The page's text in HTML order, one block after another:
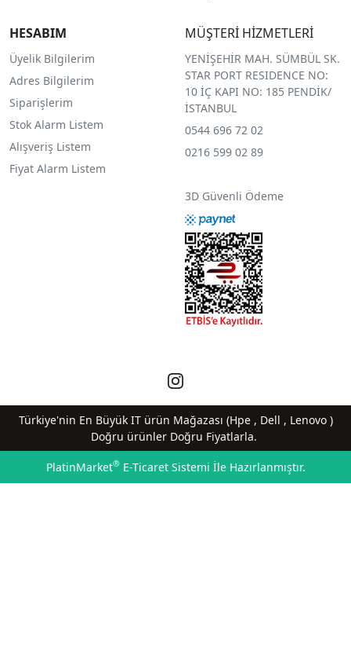
HESABIM
Üyelik Bilgilerim
Adres Bilgilerim
Siparişlerim
Stok Alarm Listem
Alışveriş Listem
Fiyat Alarm Listem
MÜŞTERİ HİZMETLERİ
YENİŞEHİR MAH. SÜMBÜL SK.
STAR PORT RESIDENCE NO:
10 İÇ KAPI NO: 185 PENDİK/
İSTANBUL
0544 696 72 02
0216 599 02 89
3D Güvenli Ödeme
Türkiye'nin En Büyük IT ürün Mağazası (Hpe , Dell , Lenovo )
Doğru ürünler Doğru Fiyatlarla.
PlatinMarket®E-Ticaret Sistemi İle Hazırlanmıştır.